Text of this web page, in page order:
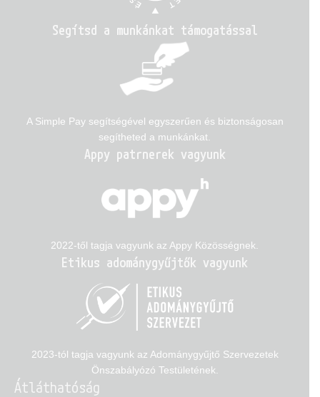
Segítsd a munkánkat támogatással
A Simple Pay segítségével egyszerűen és biztonságosan
segítheted a munkánkat.
Appy patrnerek vagyunk
2022-től tagja vagyunk az Appy Közösségnek.
Etikus adománygyűjtők vagyunk
2023-tól tagja vagyunk az Adománygyűjtő Szervezetek
Önszabályózó Testületének.
Átláthatóság